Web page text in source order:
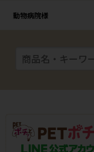
動物病院様